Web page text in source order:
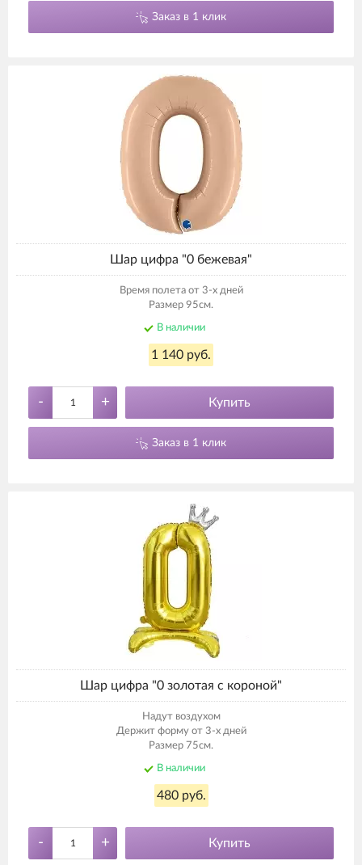
Заказ в 1 клик
Шар цифра "0 бежевая"
Время полета от 3-х дней
Размер 95см.
В наличии
1 140 руб.
- + Купить
Заказ в 1 клик
Шар цифра "0 золотая с короной"
Надут воздухом
Держит форму от 3-х дней
Размер 75см.
В наличии
480 руб.
- + Купить